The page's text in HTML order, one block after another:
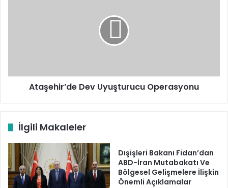
Ataşehir’de Dev Uyuşturucu Operasyonu
İlgili Makaleler
Dışişleri Bakanı Fidan’dan
ABD-İran Mutabakatı Ve
Bölgesel Gelişmelere İlişkin
Önemli Açıklamalar